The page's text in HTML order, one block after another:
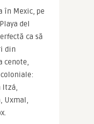
în Mexic, pe
del
ca să
din
cenote,
Itzá,
Uxmal,